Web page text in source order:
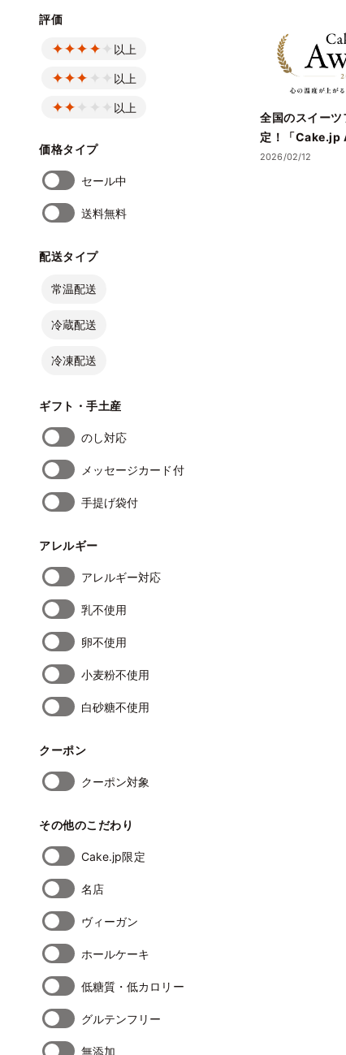
評価
以上
以上
以上
価格タイプ
セール中
送料無料
配送タイプ
常温配送
冷蔵配送
冷凍配送
ギフト・手土産
のし対応
メッセージカード付
手提げ袋付
アレルギー
アレルギー対応
乳不使用
卵不使用
小麦粉不使用
白砂糖不使用
クーポン
クーポン対象
その他のこだわり
Cake.jp限定
名店
ヴィーガン
ホールケーキ
低糖質・低カロリー
グルテンフリー
無添加
全国のスイー
定！「Cake.jp
賞店舗を発表―
2026/02/12